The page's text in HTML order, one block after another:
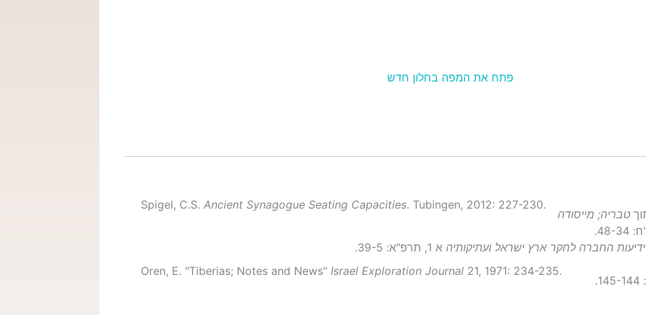
פתח את המפה בחלון חדש
Spigel, C.S. Ancient Synagogue Seating Capacities. Tubingen, 2012: 227-230.
טבריה; מייסודה
ידיעות החברה לחקר ארץ ישראל ועתיקותיה א 1, תרפ"א: 39-5.
Oren, E. "Tiberias; Notes and News" Israel Exploration Journal 21, 1971: 234-235.